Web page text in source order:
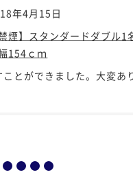
年4月15日
禁煙】スタンダードダブ
154ｃｍ
とができました。大変あ